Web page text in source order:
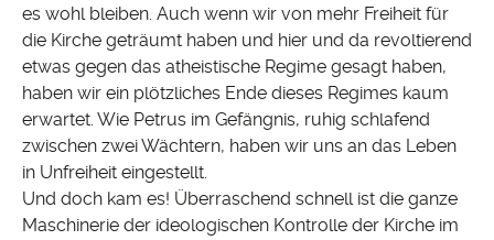
es wohl bleiben. Auch wenn wir von mehr Freiheit für
die Kirche geträumt haben und hier und da revoltierend
etwas gegen das atheistische Regime gesagt haben,
haben wir ein plötzliches Ende dieses Regimes kaum
erwartet. Wie Petrus im Gefängnis, ruhig schlafend
zwischen zwei Wächtern, haben wir uns an das Leben
in Unfreiheit eingestellt.
Und doch kam es! Überraschend schnell ist die ganze
Maschinerie der ideologischen Kontrolle der Kirche im